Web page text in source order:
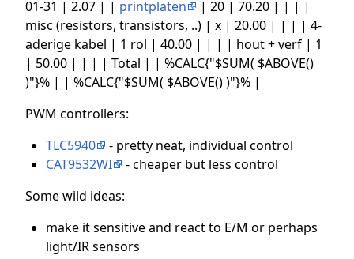
01-31 | 2.07 | | printplaten
| 20 | 70.20 | | | |
misc (resistors, transistors, ..) | x | 20.00 | | | | 4-
aderige kabel | 1 rol | 40.00 | | | | hout + verf | 1
| 50.00 | | | | Total | | %CALC{"$SUM( $ABOVE()
)"}% | | %CALC{"$SUM( $ABOVE() )"}% |
PWM controllers:
TLC5940
- pretty neat, individual control
CAT9532WI
- cheaper but less control
Some wild ideas:
make it sensitive and react to E/M or perhaps
light/IR sensors